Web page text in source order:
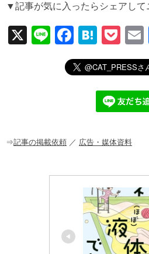
▼記事が気に入ったらシェアし
X
Li
F
a
c
o
H
at
e
n
a
P
o
ck
et
⇒記事の掲載依頼 ／ 広告・媒体資料